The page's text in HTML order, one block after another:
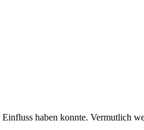
haben konnte. Vermutlich